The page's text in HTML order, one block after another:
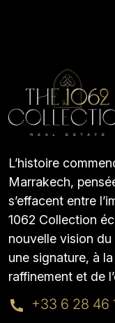
L’histoire
Marrakech,
s’effacent entre
1062 Collection
nouvelle vision du
une signature, à
raffinement et de
+33 6 28 46